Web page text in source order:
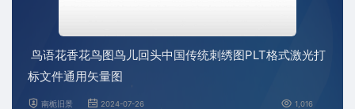
鸟语花香花鸟图鸟儿回头中国传统刺绣图PLT格式激光打
标文件通用矢量图
南栀旧景 2024-07-26 1,016